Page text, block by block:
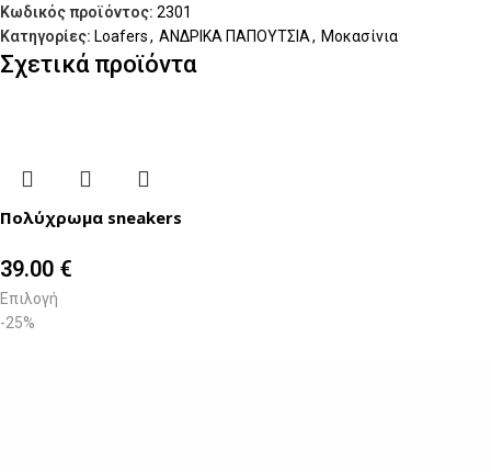
Κωδικός προϊόντος: 2301
Κατηγορίες: Loafers, ΑΝΔΡΙΚΑ ΠΑΠΟΥΤΣΙΑ, Μοκασίνια
Σχετικά προϊόντα
Πολύχρωμα sneakers
39.00 €
Επιλογή
-25%